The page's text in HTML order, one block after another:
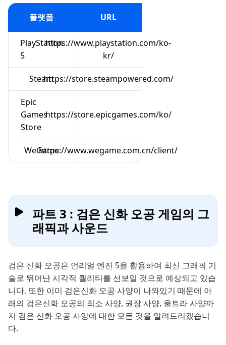
플랫폼 URL
PlayStation
5
https://www.playstation.com/ko-
kr/
Steamhttps://store.steampowered.com/
Epic
Games
Store
https://store.epicgames.com/ko/
WeGame
https://www.wegame.com.cn/client/
파트 3 : 검은 신화 오공 게임의 그
래픽과 사운드
검은 신화 오공은 언리얼 엔진 5을 활용하여 최신 그래픽 기
술로 뛰어난 시각적 퀄리티를 선보일 것으로 예상되고 있습
니다. 또한 이미 검은신화 오공 사양이 나와있기 때문에 아
래의 검은신화 오공의 최소 사양, 권장 사양, 울트라 사양까
지 검은 신화 오공 사양에 대한 모든 것을 알려드리겠습니
다.